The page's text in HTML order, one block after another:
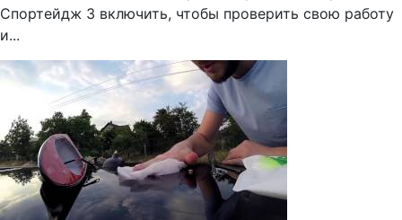
Спортейдж 3 включить, чтобы проверить свою работу
и...